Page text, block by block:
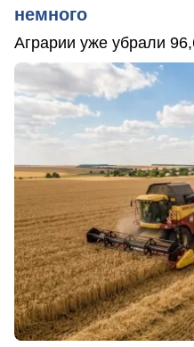
немного
Аграрии уже убрали